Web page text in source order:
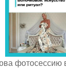
фотосессию